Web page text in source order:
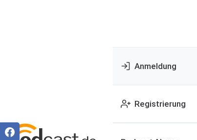
Anmeldung
Registrierung